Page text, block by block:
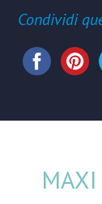
Condividi